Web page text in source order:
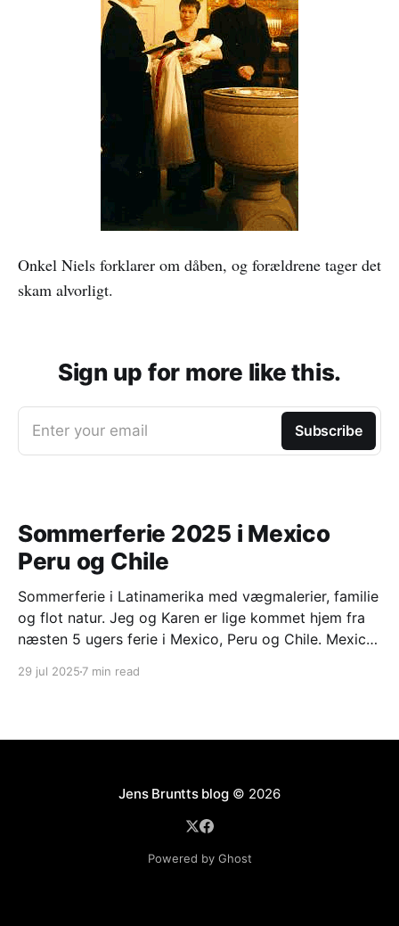
Onkel Niels forklarer om dåben, og forældrene tager det
skam alvorligt.
Sign up for more like this.
Enter your email Subscribe
Sommerferie 2025 i Mexico
Peru og Chile
Sommerferie i Latinamerika med vægmalerier, familie
og flot natur. Jeg og Karen er lige kommet hjem fra
næsten 5 ugers ferie i Mexico, Peru og Chile. Mexico
har været i praktik på den danske ambassade i
29 jul 2025 7 min read
Jens Bruntts blog© 2026
Powered by Ghost